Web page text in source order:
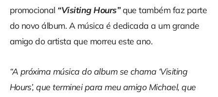
promocional “Visiting Hours”que também faz parte
do novo álbum. A música é dedicada a um grande
amigo do artista que morreu este ano.
“A próxima música do album se chama ‘Visiting
Hours’, que terminei para meu amigo Michael, que